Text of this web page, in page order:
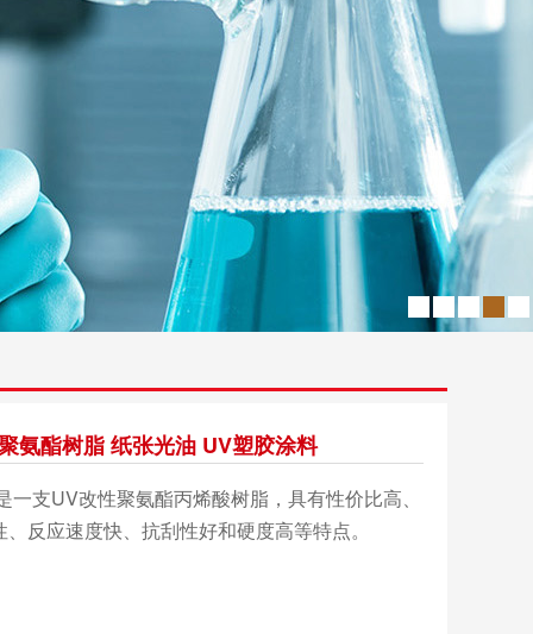
氨酯树脂 纸张光油 UV塑胶涂料
UV改性聚氨酯丙烯酸树脂，具有性价比高、
反应速度快、抗刮性好和硬度高等特点。